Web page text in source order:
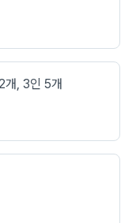
개, 3인 5개